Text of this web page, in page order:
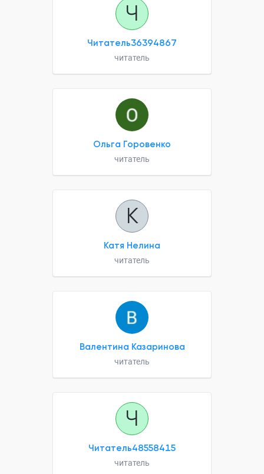
Ч
Читатель36394867
читатель
Ольга Горовенко
читатель
К
Катя Нелина
читатель
Валентина Казаринова
читатель
Ч
Читатель48558415
читатель